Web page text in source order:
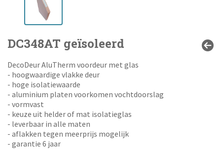
DC348AT geïsoleerd
DecoDeur AluTherm voordeur met glas
- hoogwaardige vlakke deur
- hoge isolatiewaarde
- aluminium platen voorkomen vochtdoorslag
- vormvast
- keuze uit helder of mat isolatieglas
- leverbaar in alle maten
- aflakken tegen meerprijs mogelijk
- garantie 6 jaar